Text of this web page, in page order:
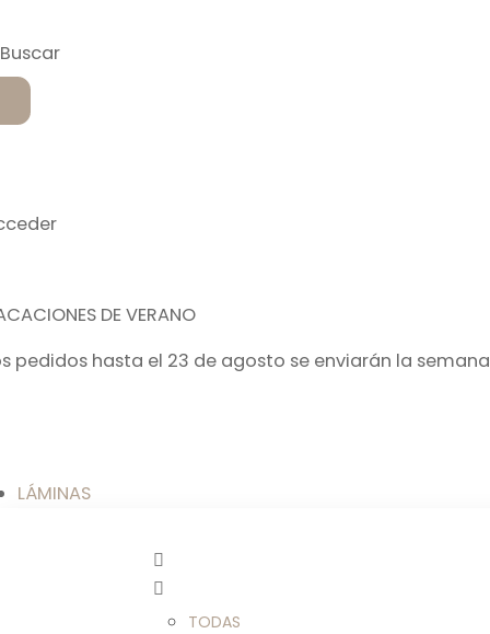
DE VERANO
pedidos hasta el 23 de agosto se enviarán la
LÁMINAS
TODAS